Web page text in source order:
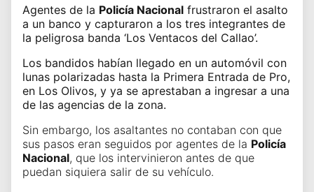
Agentes de la Policía Nacional frustraron el asalto
a un banco y capturaron a los tres integrantes de
la peligrosa banda ‘Los Ventacos del Callao’.
Los bandidos habían llegado en un automóvil con
lunas polarizadas hasta la Primera Entrada de Pro,
en Los Olivos, y ya se aprestaban a ingresar a una
de las agencias de la zona.
Sin embargo, los asaltantes no contaban con que
sus pasos eran seguidos por agentes de la Policía
Nacional, que los intervinieron antes de que
puedan siquiera salir de su vehículo.